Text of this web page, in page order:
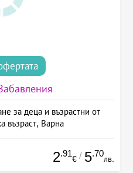
за деца и възрастни от
възраст, Варна
2.91
€ / 5.70
лв.